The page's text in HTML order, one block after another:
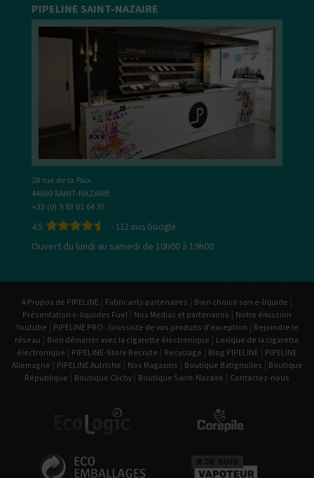
PIPELINE SAINT-NAZAIRE
28 rue de la Paix
44600 SAINT-NAZAIRE
+33 (0) 9 83 01 64 97
4.5 - 112 avis Google
Ouvert du lundi au samedi de 10h00 à 19h00
A Propos de PIPELINE | Fabricants partenaires | Bien choisir son e-liquide |
Présentation e-liquides Fuel | Nos Medias et partenaires | Notre émission
Youtube | PIPELINE PRO : Grossiste de vos produits d'exception | Rejoindre le
réseau | Bien démarrer avec la cigarette électronique | Lexique de la cigarette
électronique | PIPELINE-Store Recrute | Recyclage | Blog PIPELINE | PIPELINE
Allemagne | PIPELINE Autriche | Nos Magasins | Boutique Batignolles | Boutique
République | Boutique Clichy | Boutique Saint-Nazaire | Contactez-nous